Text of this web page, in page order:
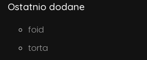
Ostatnio dodane
foid
torta